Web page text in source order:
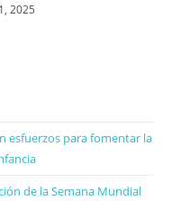
2025
esfuerzos para fomentar la
de la Semana Mundial